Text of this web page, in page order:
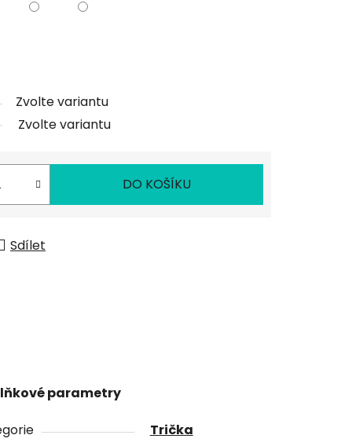
Zvolte variantu
Zvolte variantu
DO KOŠÍKU
Sdílet
parametry
Trička